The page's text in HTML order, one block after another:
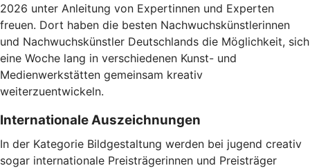
2026 unter Anleitung von Expertinnen und Experten
freuen. Dort haben die besten Nachwuchskünstlerinnen
und Nachwuchskünstler Deutschlands die Möglichkeit, sich
eine Woche lang in verschiedenen Kunst- und
Medienwerkstätten gemeinsam kreativ
weiterzuentwickeln.
Internationale Auszeichnungen
In der Kategorie Bildgestaltung werden bei jugend creativ
sogar internationale Preisträgerinnen und Preisträger